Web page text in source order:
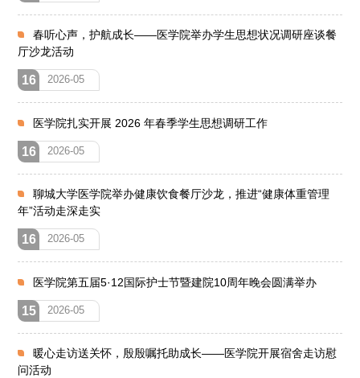
春听心声，护航成长——医学院举办学生思想状况调研座谈餐
厅沙龙活动
16 2026-05
医学院扎实开展 2026 年春季学生思想调研工作
16 2026-05
聊城大学医学院举办健康饮食餐厅沙龙，推进“健康体重管理
年”活动走深走实
16 2026-05
医学院第五届5·12国际护士节暨建院10周年晚会圆满举办
15 2026-05
暖心走访送关怀，殷殷嘱托助成长——医学院开展宿舍走访慰
问活动